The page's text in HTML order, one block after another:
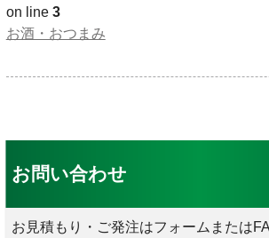
on line 3
お酒・おつまみ
お問い合わせ
お見積もり・ご発注はフォームまたは